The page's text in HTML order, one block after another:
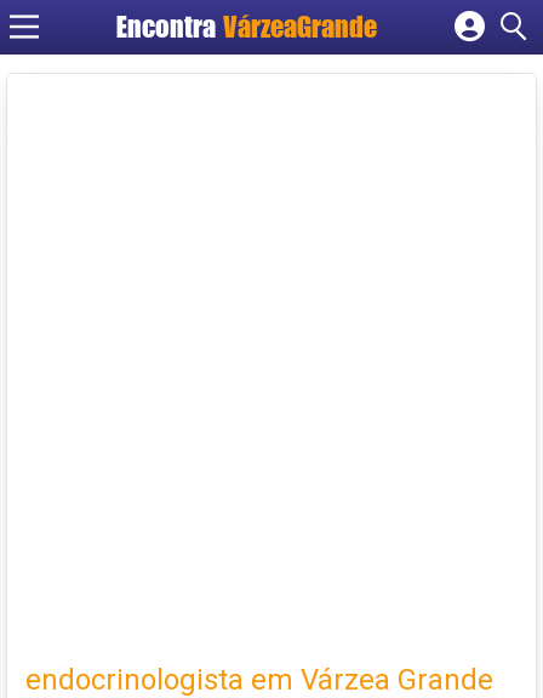
Encontra VárzeaGrande
Cadastrar empresa
endocrinologista em Várzea Grande